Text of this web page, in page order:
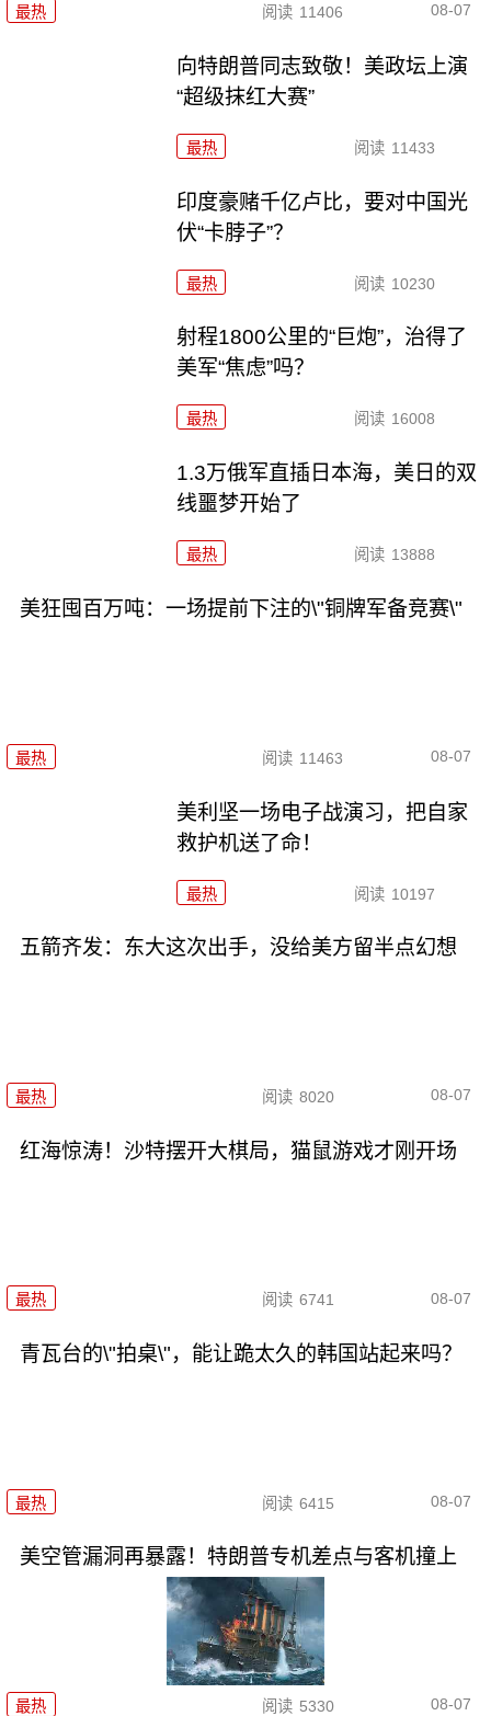
最热 阅读 11406 08-07
向特朗普同志致敬！美政坛上演
“超级抹红大赛”
最热 阅读 11433
印度豪赌千亿卢比，要对中国光
伏“卡脖子”？
最热 阅读 10230
射程1800公里的“巨炮”，治得了
美军“焦虑”吗？
最热 阅读 16008
1.3万俄军直插日本海，美日的双
线噩梦开始了
最热 阅读 13888
美狂囤百万吨：一场提前下注的\"铜牌军备竞赛\"
最热 阅读 11463 08-07
美利坚一场电子战演习，把自家
救护机送了命！
最热 阅读 10197
五箭齐发：东大这次出手，没给美方留半点幻想
最热 阅读 8020 08-07
红海惊涛！沙特摆开大棋局，猫鼠游戏才刚开场
最热 阅读 6741 08-07
青瓦台的\"拍桌\"，能让跪太久的韩国站起来吗？
最热 阅读 6415 08-07
美空管漏洞再暴露！特朗普专机差点与客机撞上
最热 阅读 5330 08-07